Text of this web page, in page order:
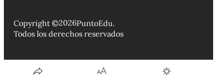
Copyright ©2026PuntoEdu.
Todos los derechos reservados